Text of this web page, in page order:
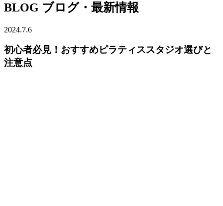
BLOG ブログ・最新情報
2024.7.6
初心者必見！おすすめピラティススタジオ選びと
注意点